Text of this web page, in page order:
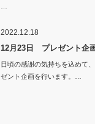
2022.12.18
12月23日 プレゼント企
日頃の感謝の気持ちを込めて
ゼント企画を行います。…